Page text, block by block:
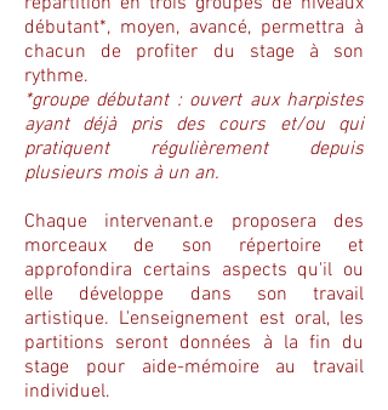
débutant*, moyen, avancé, permettra à
chacun de profiter du stage à son
rythme.
*groupe débutant : ouvert aux harpistes
ayant déjà pris des cours et/ou qui
pratiquent régulièrement depuis
plusieurs mois à un an.
Chaque intervenant.e proposera des
morceaux de son répertoire et
approfondira certains aspects qu'il ou
elle développe dans son travail
artistique. L'enseignement est oral, les
partitions seront données à la fin du
stage pour aide-mémoire au travail
individuel.